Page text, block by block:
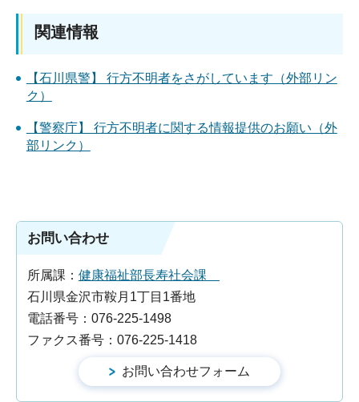
関連情報
【石川県警】 行方不明者をさがしています（外部リン
ク）
【警察庁】 行方不明者に関する情報提供のお願い（外
部リンク）
お問い合わせ
所属課： 健康福祉部長寿社会課
石川県金沢市鞍月1丁目1番地
電話番号：076-225-1498
ファクス番号：076-225-1418